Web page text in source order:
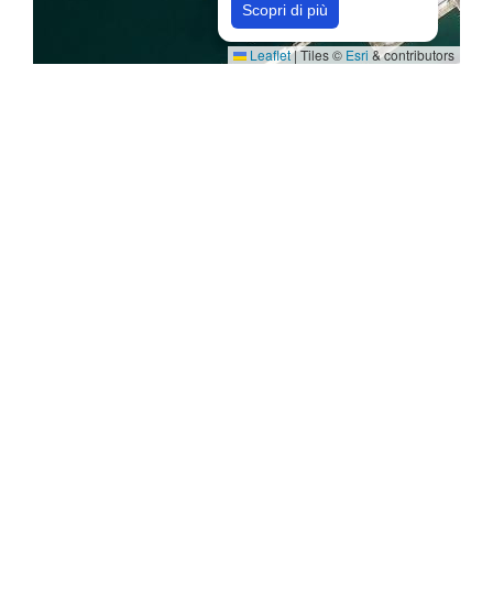
Scopri di più
Leaflet|Tiles © Esri & contributors